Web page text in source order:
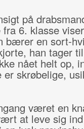
på
6. klasse
bærer en sort-
han tager
nået helt op,
skrøbelige,
været en
at leve sig